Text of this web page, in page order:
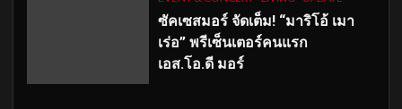
ซัคเซสมอร์ จัดเต็ม! “มาริโอ้ เมา
เร่อ” พรีเซ็นเตอร์คนแรก
เอส.โอ.ดี มอร์